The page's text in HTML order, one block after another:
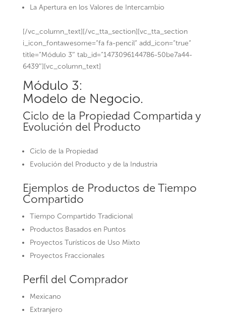
La Apertura en los Valores de Intercambio
[/vc_column_text][/vc_tta_section][vc_tta_section
i_icon_fontawesome=”fa fa-pencil” add_icon=”true”
title=”Módulo 3″ tab_id=”1473096144786-50be7a44-
6439″][vc_column_text]
Módulo 3:
Modelo de Negocio.
Ciclo de la Propiedad Compartida y
Evolución del Producto
Ciclo de la Propiedad
Evolución del Producto y de la Industria
Ejemplos de Productos de Tiempo
Compartido
Tiempo Compartido Tradicional
Productos Basados en Puntos
Proyectos Turísticos de Uso Mixto
Proyectos Fraccionales
Perfil del Comprador
Mexicano
Extranjero